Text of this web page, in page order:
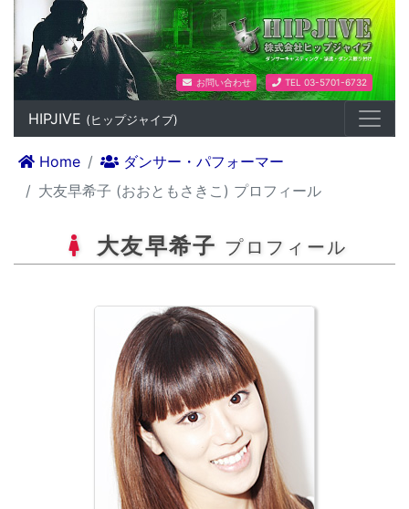
ダンスプロダクション
お問い合わせ TEL 03-5701-6732
HIPJIVE (ヒップジャイブ)
Home
ダンサー・パフォーマー
大友早希子 (おおともさきこ) プロフィール
大友早希子 プロフィール